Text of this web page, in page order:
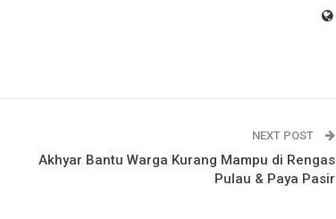
NEXT POST
Akhyar Bantu Warga Kurang Mampu di Rengas
Pulau & Paya Pasir